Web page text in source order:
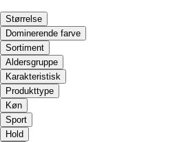
Størrelse
Dominerende farve
Sortiment
Aldersgruppe
Karakteristisk
Produkttype
Køn
Sport
Hold